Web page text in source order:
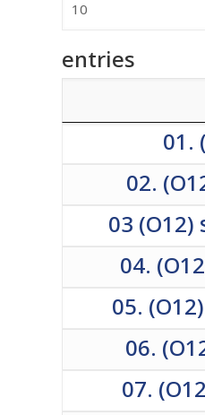
entries
01.
02.
03 (O12)
04.
05.
06.
07.